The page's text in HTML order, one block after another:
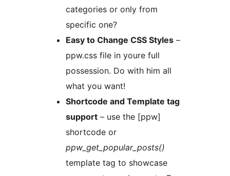
categories or only from
specific one?
Easy to Change CSS Styles –
ppw.css file in youre full
possession. Do with him all
what you want!
Shortcode and Template tag
support – use the [ppw]
shortcode or
ppw_get_popular_posts()
template tag to showcase